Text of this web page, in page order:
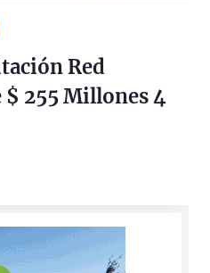
Red
$ 255 Millones 4